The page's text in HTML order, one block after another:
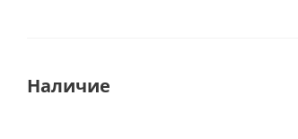
Наличие